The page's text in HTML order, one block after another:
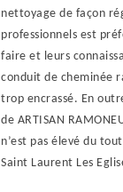
nettoyage de façon
professionnels est
faire et leurs
conduit de cheminée
trop encrassé. En
de ARTISAN
n’est pas élevé du
Saint Laurent Les